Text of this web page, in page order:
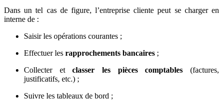
Dans un tel cas de figure, l’entreprise cliente peut se charger en
interne de :
Saisir les opérations courantes ;
Effectuer les rapprochements bancaires ;
Collecter etclasser les pièces comptables (factures,
justificatifs, etc.) ;
Suivre les tableaux de bord ;